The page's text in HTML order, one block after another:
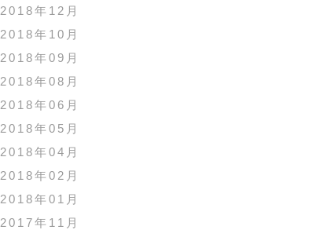
2018年12月
2018年10月
2018年09月
2018年08月
2018年06月
2018年05月
2018年04月
2018年02月
2018年01月
2017年11月